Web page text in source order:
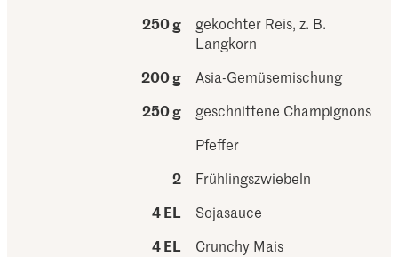
250 g
gekochter Reis, z. B.
Langkorn
200 g
Asia-Gemüsemischung
250 g
geschnittene Champignons
Pfeffer
2
Frühlingszwiebeln
4 EL
Sojasauce
4 EL
Crunchy Mais